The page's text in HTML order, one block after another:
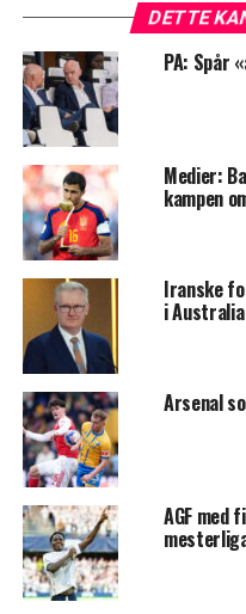
DETTE
PA: Spår
Medier:
kampen
Iranske
i Australia
Arsenal
AGF